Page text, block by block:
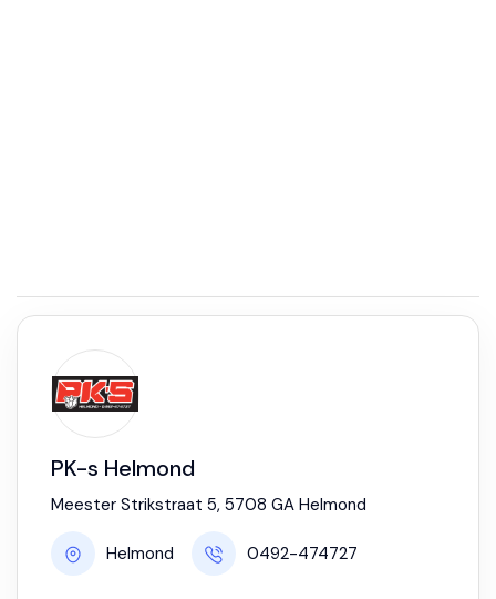
PK-s Helmond
Meester Strikstraat 5, 5708 GA Helmond
Helmond 0492-474727